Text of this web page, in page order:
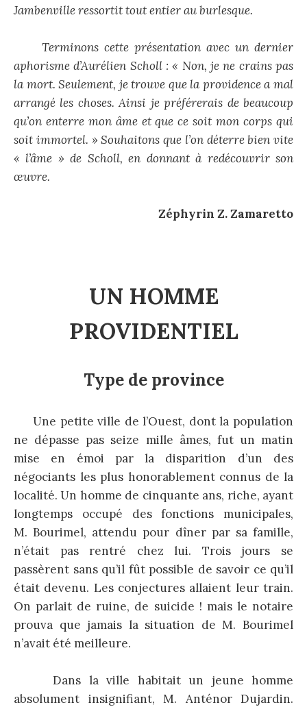
Jambenville ressortit tout entier au burlesque.
Terminons cette présentation avec un dernier
aphorisme d’Aurélien Scholl : « Non, je ne crains pas
la mort. Seulement, je trouve que la providence a mal
arrangé les choses. Ainsi je préférerais de beaucoup
qu’on enterre mon âme et que ce soit mon corps qui
soit immortel. » Souhaitons que l’on déterre bien vite
« l’âme » de Scholl, en donnant à redécouvrir son
œuvre.
Zéphyrin Z. Zamaretto
UN HOMME
PROVIDENTIEL
Type de province
Une petite ville de l’Ouest, dont la population
ne dépasse pas seize mille âmes, fut un matin
mise en émoi par la disparition d’un des
négociants les plus honorablement connus de la
localité. Un homme de cinquante ans, riche, ayant
longtemps occupé des fonctions municipales,
M. Bourimel, attendu pour dîner par sa famille,
n’était pas rentré chez lui. Trois jours se
passèrent sans qu’il fût possible de savoir ce qu’il
était devenu. Les conjectures allaient leur train.
On parlait de ruine, de suicide ! mais le notaire
prouva que jamais la situation de M. Bourimel
n’avait été meilleure.
Dans la ville habitait un jeune homme
absolument insignifiant, M. Anténor Dujardin.